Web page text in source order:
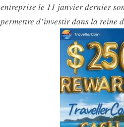
entreprise le 11 janvier dernier
permettre d’investir dans la reine